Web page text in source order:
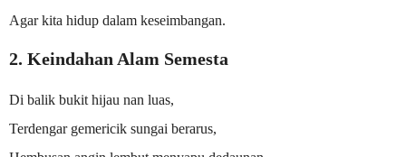
Agar kita hidup dalam keseimbangan.
2. Keindahan Alam Semesta
Di balik bukit hijau nan luas,
Terdengar gemericik sungai berarus,